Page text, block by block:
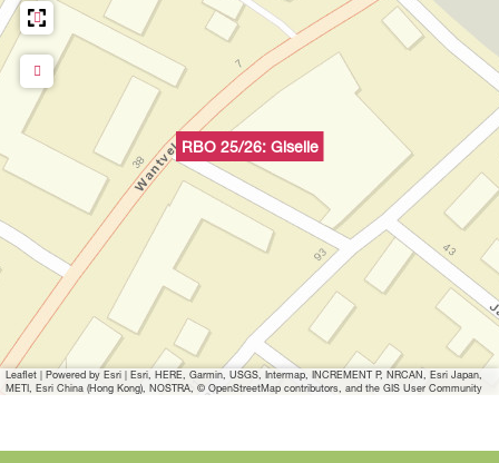
RBO 25/26: Giselle
Leaflet | Powered by Esri | Esri, HERE, Garmin, USGS, Intermap, INCREMENT P, NRCAN, Esri Japan,
METI, Esri China (Hong Kong), NOSTRA, © OpenStreetMap contributors, and the GIS User Community